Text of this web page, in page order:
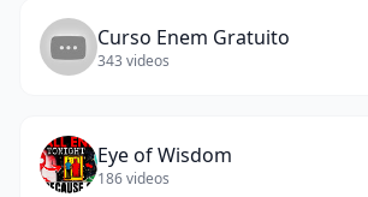
Curso Enem Gratuito
343 videos
Eye of Wisdom
186videos